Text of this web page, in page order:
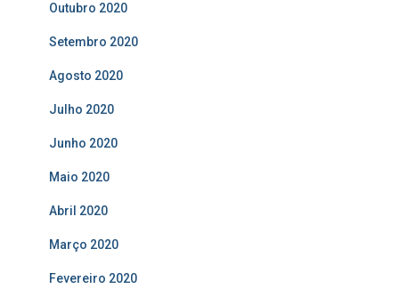
Outubro 2020
Setembro 2020
Agosto 2020
Julho 2020
Junho 2020
Maio 2020
Abril 2020
Março 2020
Fevereiro 2020